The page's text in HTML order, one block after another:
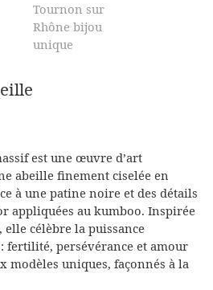
est une œuvre d’art
abeille finement ciselée en
à une patine noire et des détails
appliquées au kumboo. Inspirée
, elle célèbre la puissance
fertilité, persévérance et amour
modèles uniques, façonnés à la